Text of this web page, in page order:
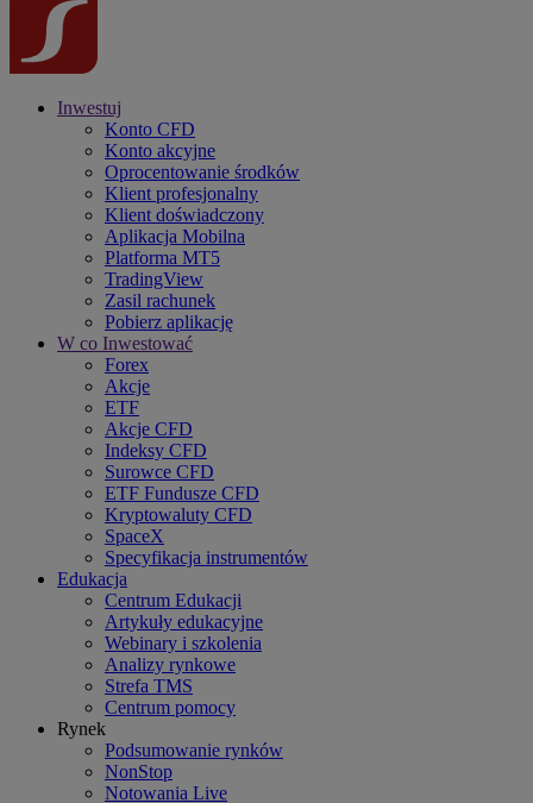
Inwestuj
Konto CFD
Konto akcyjne
Oprocentowanie środków
Klient profesjonalny
Klient doświadczony
Aplikacja Mobilna
Platforma MT5
TradingView
Zasil rachunek
Pobierz aplikację
W co Inwestować
Forex
Akcje
ETF
Akcje CFD
Indeksy CFD
Surowce CFD
ETF Fundusze CFD
Kryptowaluty CFD
SpaceX
Specyfikacja instrumentów
Edukacja
Centrum Edukacji
Artykuły edukacyjne
Webinary i szkolenia
Analizy rynkowe
Strefa TMS
Centrum pomocy
Rynek
Podsumowanie rynków
NonStop
Notowania Live